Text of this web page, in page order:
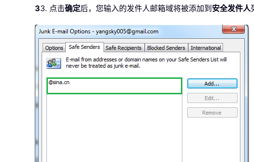
33. 点击确定后，您输入的发件人邮箱域将被添加到 安全发件人